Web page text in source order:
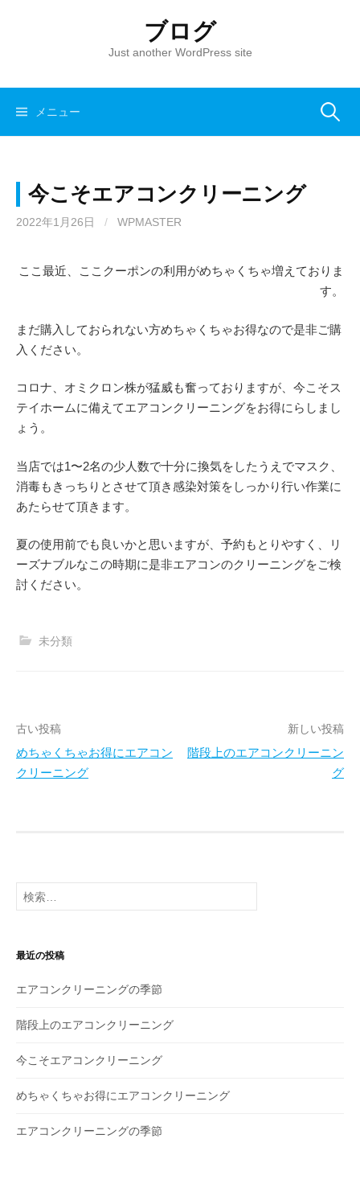
ツ
ブログ
Just another WordPress site
メニュー 検
今こそエアコンクリーニング
2022年1月26日 / WPMASTER
ここ最近、ここクーポンの利用がめちゃくちゃ増えておりま
す。
まだ購入しておられない方めちゃくちゃお得なので是非ご購
入ください。
コロナ、オミクロン株が猛威も奮っておりますが、今こそス
テイホームに備えてエアコンクリーニングをお得にらしまし
ょう。
当店では1〜2名の少人数で十分に換気をしたうえでマスク、
消毒もきっちりとさせて頂き感染対策をしっかり行い作業に
あたらせて頂きます。
夏の使用前でも良いかと思いますが、予約もとりやすく、リ
ーズナブルなこの時期に是非エアコンのクリーニングをご検
討ください。
未分類
投
ゲ
シ
古い投稿
めちゃくちゃお得にエアコン
クリーニング
新しい投稿
階段上のエアコンクリーニン
グ
検
索
最近の投稿
エアコンクリーニングの季節
階段上のエアコンクリーニング
今こそエアコンクリーニング
めちゃくちゃお得にエアコンクリーニング
エアコンクリーニングの季節